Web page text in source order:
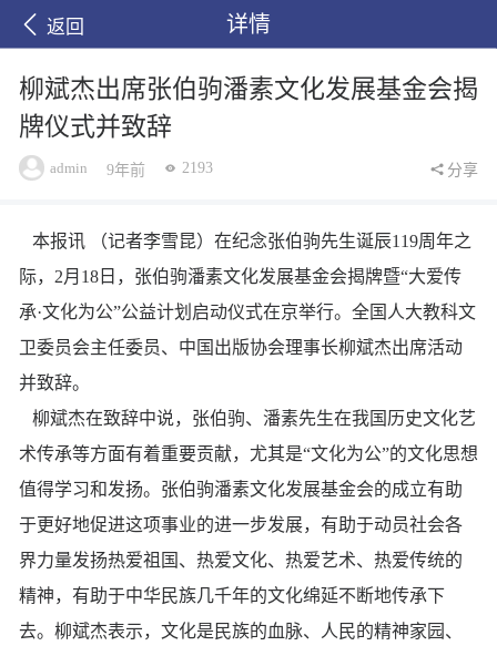
返回 详情
柳斌杰出席张伯驹潘素文化发展基金会揭
牌仪式并致辞
admin 9年前 2193 分享
本报讯 （记者李雪昆）在纪念张伯驹先生诞辰119周年之
际，2月18日，张伯驹潘素文化发展基金会揭牌暨“大爱传
承·文化为公”公益计划启动仪式在京举行。全国人大教科文
卫委员会主任委员、中国出版协会理事长柳斌杰出席活动
并致辞。
柳斌杰在致辞中说，张伯驹、潘素先生在我国历史文化艺
术传承等方面有着重要贡献，尤其是“文化为公”的文化思想
值得学习和发扬。张伯驹潘素文化发展基金会的成立有助
于更好地促进这项事业的进一步发展，有助于动员社会各
界力量发扬热爱祖国、热爱文化、热爱艺术、热爱传统的
精神，有助于中华民族几千年的文化绵延不断地传承下
去。柳斌杰表示，文化是民族的血脉、人民的精神家园、